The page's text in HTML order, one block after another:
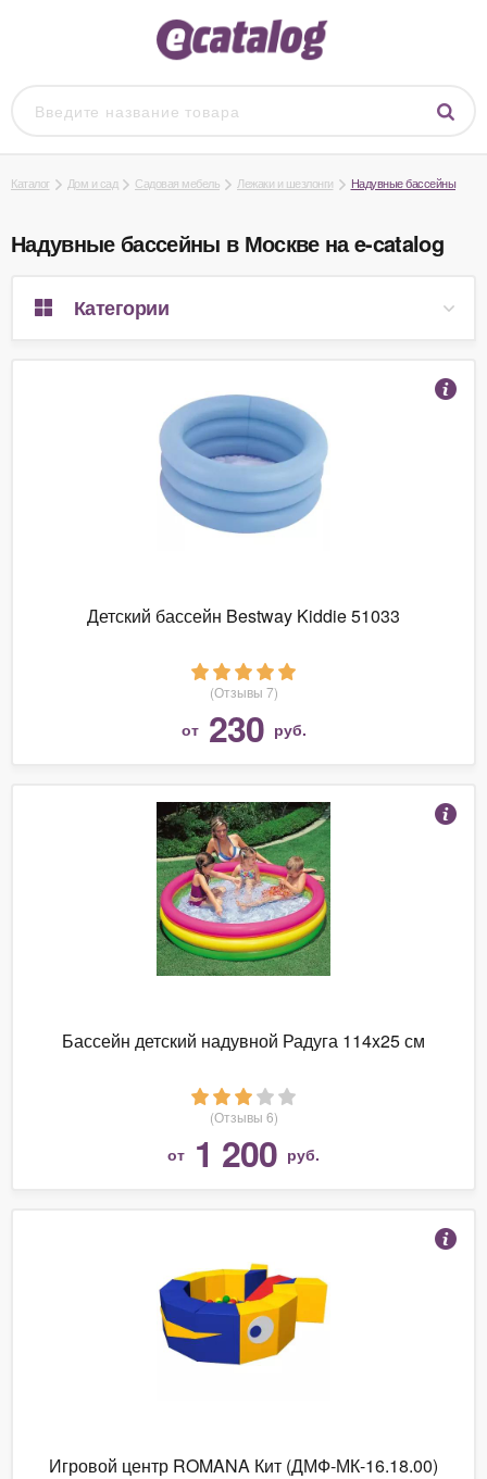
Каталог Дом и сад Садовая мебель Лежаки и шезлонги Надувные бассейны
Надувные бассейны в Москве на e-catalog
Категории
Детский бассейн Bestway Kiddie 51033
(Отзывы 7)
от 230 руб.
Бассейн детский надувной Радуга 114x25 см
(Отзывы 6)
от 1 200 руб.
Игровой центр ROMANA Кит (ДМФ-МК-16.18.00)